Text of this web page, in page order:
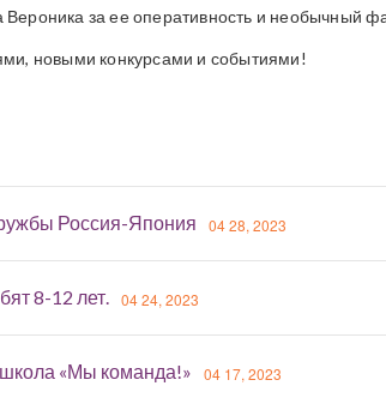
за ее оперативность и необычный
новыми конкурсами и событиями!
Россия-Япония 04 28, 2023
8-12 лет. 04 24, 2023
«Мы команда!» 04 17, 2023